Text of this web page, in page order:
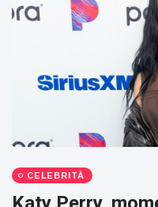
rivelano
aspettare
bambina
Millie
Brown
sua figlia
essere
creativa
72
Anne
Hathaway
definisce
figlio dei
CELEBRITÀ